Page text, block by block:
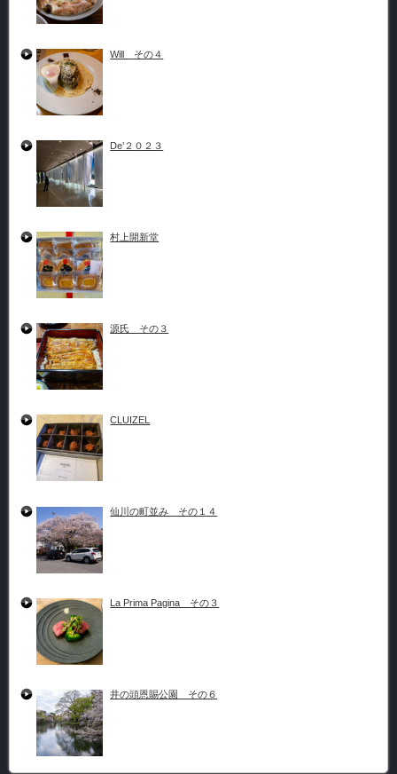
Will その４
De’２０２３
村上開新堂
源氏 その３
CLUIZEL
仙川の町並み その１４
La Prima Pagina その３
井の頭恩賜公園 その６